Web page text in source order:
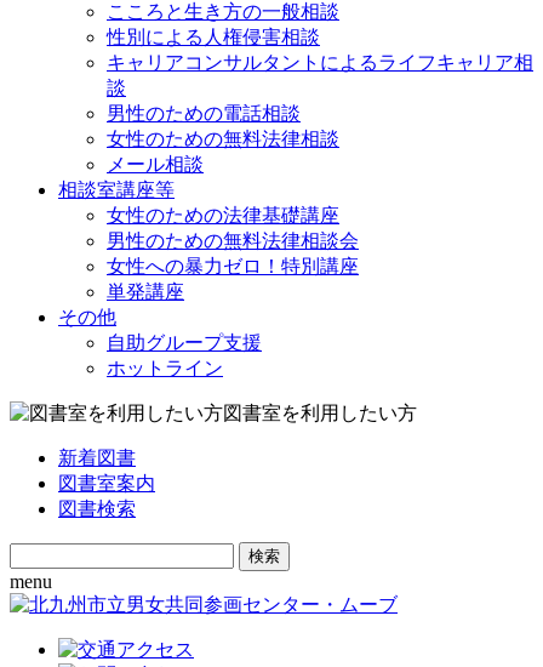
こころと生き方の一般相談
性別による人権侵害相談
キャリアコンサルタントによるライフキャリア相
談
男性のための電話相談
女性のための無料法律相談
メール相談
相談室講座等
女性のための法律基礎講座
男性のための無料法律相談会
女性への暴力ゼロ！特別講座
単発講座
その他
自助グループ支援
ホットライン
図書室を利用したい方
新着図書
図書室案内
図書検索
Search
for:
menu